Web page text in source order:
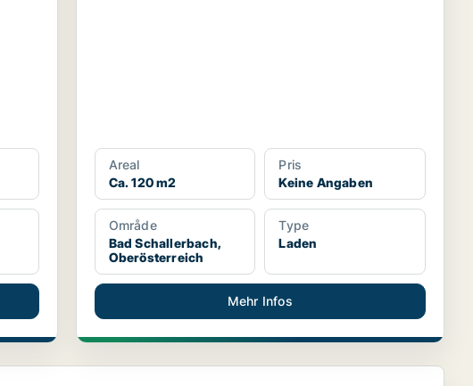
Areal
Ca. 120 m2
Pris
Keine Angaben
Område
Bad Schallerbach,
Oberösterreich
Type
Laden
Mehr Infos